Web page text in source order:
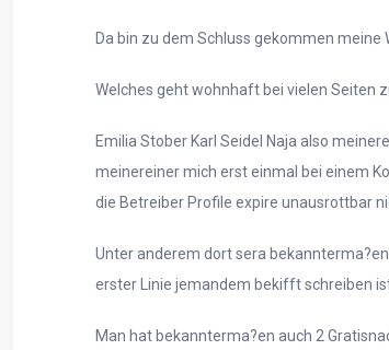
Da bin zu dem Schluss gekommen
Welches geht wohnhaft bei vielen Seiten
Emilia Stober Karl Seidel Naja also
meinereiner mich erst einmal bei einem
die Betreiber Profile expire unausrottbar
Unter anderem dort sera
erster Linie jemandem bekifft schreiben
Man hat bekannterma?en auch 2